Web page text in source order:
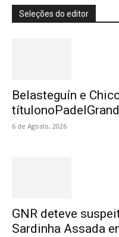
Seleções do editor
Belasteguín e
6 de Agosto, 2026
GNR deteve
Sardinha Assada